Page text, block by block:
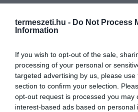
termeszeti.hu - Do Not Process
Information
If you wish to opt-out of the sale,
processing of your personal or
targeted advertising by us, please
section to confirm your selection.
opt-out request is processed you may
interest-based ads based on personal